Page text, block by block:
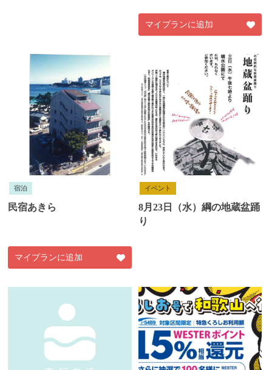
マイプランに追加
宿泊
民宿あきら
マイプランに追加
イベント
8月23日（水）綱の地蔵盆踊
り